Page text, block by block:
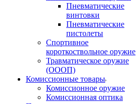
Пневматические
винтовки
Пневматические
пистолеты
Спортивное
короткоствольное оружие
Травматическое оружие
(ОООП)
Комиссионные товары
Комиссионное оружие
Комиссионная оптика